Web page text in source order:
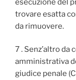
trovare esatta
da rimuovere.
7 . Senz’altro da
amministrativa
giudice penale